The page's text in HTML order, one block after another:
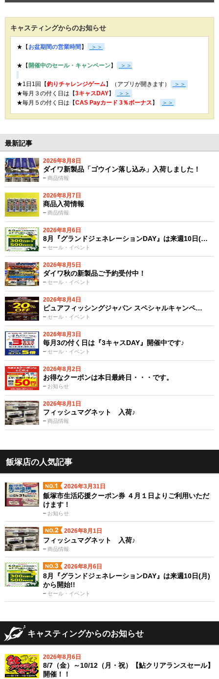
キャスティングからのお知らせ
★【お盆期間の営業時間】 ＞＞
★【開催中のセール・キャンペーン】 ＞＞
★1日1回【釣りチャレンジゲーム】（アプリが開きます）
＞＞
★毎月３の付く日は【3キャスDAY】
＞＞
★毎月５の付く日は【CAS Payカード 3％ボーナス】 ＞＞
最新記事
2026年8月8日
商品情報
ダイワ新製品「ゴウイン落し込み」入荷しました！
2026年8月7日
商品情報
商品入荷情報
2026年8月6日
セール・イベント
8月『グランドジェネレーションDAY』は来週10日(…
2026年8月5日
セール・イベント
ダイワ秋の新製品ご予約受付中！
2026年8月4日
セール・イベント
ピュアフィッシングジャパン スペシャルキャンペ…
2026年8月3日
セール・イベント
毎月3の付く日は『3キャスDAY』開催中です♪
2026年8月2日
お知らせ
お得なクーポンは本日最終日・・・です。
2026年8月1日
商品情報
フィッシュマグネット 入荷♪
飯塚店の人気記事
2026年3月31日
お知らせ
飯塚市生活応援クーポン券 ４月１日よりご利用いただ
けます！
2026年8月1日
商品情報
フィッシュマグネット 入荷♪
2026年8月6日
セール・イベント
8月『グランドジェネレーションDAY』は来週10日(月)
から開始!!
キャスティングからのお知らせ
2026年8月6日
8/7（金）～10/12（月・祝）【鮎クリアランスセール】
開催！！